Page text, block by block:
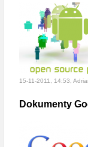
15-11-2011, 14:53,
Dokumenty